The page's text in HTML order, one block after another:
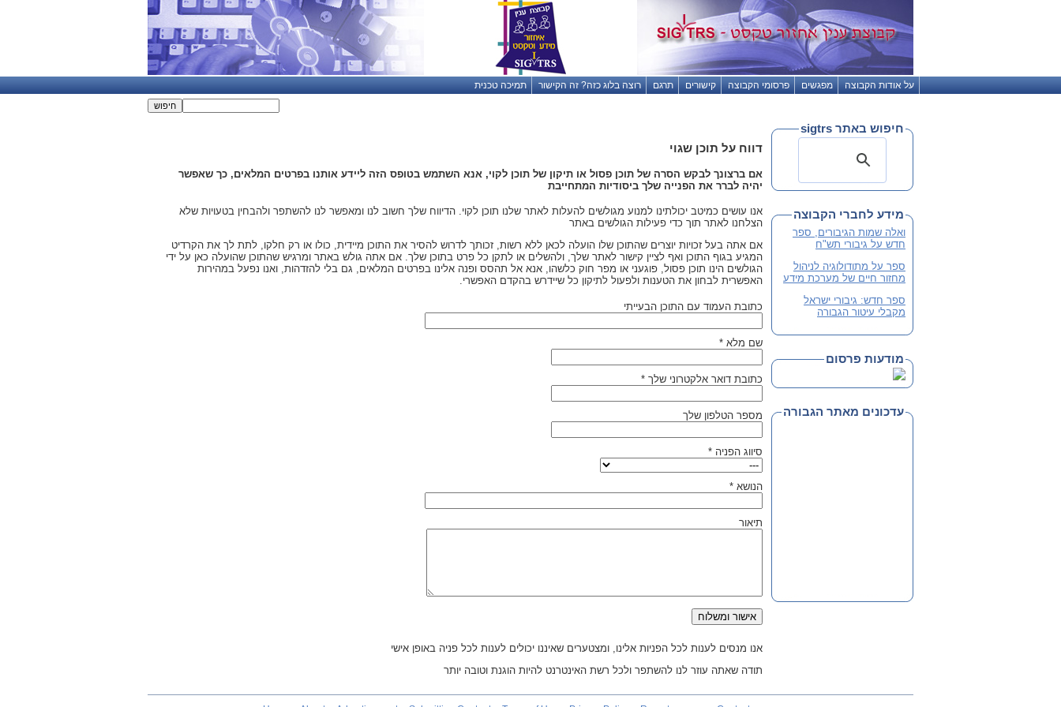
על אודות הקבוצה מפגשים פרסומי הקבוצה קישורים תרגם רוצה בלוג כזה? זה הקישור תמיכה טכנית
דווח על תוכן שגוי
אם ברצונך לבקש הסרה של תוכן פסול או תיקון של תוכן לקוי, אנא השתמש בטופס הזה ליידע אותנו בפרטים המלאים, כך שאפשר
יהיה לברר את הפנייה שלך ביסודיות המתחייבת
אנו עושים כמיטב יכולתינו למנוע מגולשים להעלות לאתר שלנו תוכן לקוי. הדיווח שלך חשוב לנו ומאפשר לנו להשתפר ולהבחין בטעויות שלא
הצלחנו לאתר תוך כדי פעילות הגולשים באתר
אם אתה בעל זכויות יוצרים שהתוכן שלו הועלה לכאן ללא רשות, זכותך לדרוש להסיר את התוכן מיידית, כולו או רק חלקו, לתת לך את הקרדיט
המגיע בגוף התוכן ואף לציין קישור לאתר שלך, ולהשלים או לתקן כל פרט בתוכן שלך. אם אתה גולש באתר ומרגיש שהתוכן שהועלה כאן על ידי
הגולשים הינו תוכן פסול, פוגעני או מפר חוק כלשהו, אנא אל תהסס ופנה אלינו בפרטים המלאים, גם בלי להזדהות, ואנו נפעל במהירות
האפשרית לבחון את הטענות ולפעול לתיקון כל שיידרש בהקדם האפשרי.
כתובת העמוד עם התוכן הבעייתי
שם מלא *
כתובת דואר אלקטרוני שלך *
מספר הטלפון שלך
סיווג הפניה *
הנושא *
תיאור
אנו מנסים לענות לכל הפניות אלינו, ומצטערים שאיננו יכולים לענות לכל פניה באופן אישי
תודה שאתה עוזר לנו להשתפר ולכל רשת האינטרנט להיות הוגנת וטובה יותר
חיפוש באתר sigtrs
מידע לחברי הקבוצה
ואלה שמות הגיבורים, ספר
חדש על גיבורי תש"ח
ספר על מתודולוגיה לניהול
מחזור חיים של מערכת מידע
ספר חדש: גיבורי ישראל
מקבלי עיטור הגבורה
מודעות פרסום
עדכונים מאתר הגבורה